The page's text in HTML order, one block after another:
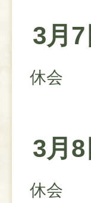
3月
休会
3月
休会